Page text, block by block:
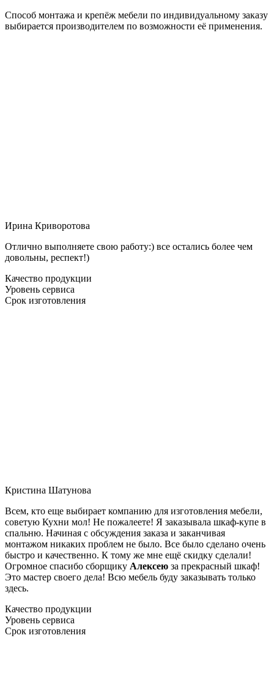
Способ монтажа и крепёж мебели по индивидуальному заказу
выбирается производителем по возможности её применения.
Ирина Криворотова
Отлично выполняете свою работу:) все остались более чем
довольны, респект!)
Качество продукции
Уровень сервиса
Срок изготовления
Кристина Шатунова
Всем, кто еще выбирает компанию для изготовления мебели,
советую Кухни мол! Не пожалеете! Я заказывала шкаф-купе в
спальню. Начиная с обсуждения заказа и заканчивая
монтажом никаких проблем не было. Все было сделано очень
быстро и качественно. К тому же мне ещё скидку сделали!
Огромное спасибо сборщику Алексею за прекрасный шкаф!
Это мастер своего дела! Всю мебель буду заказывать только
здесь.
Качество продукции
Уровень сервиса
Срок изготовления